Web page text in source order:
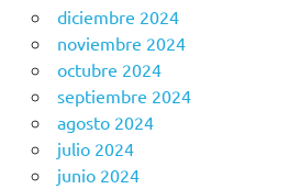
diciembre 2024
noviembre 2024
octubre 2024
septiembre 2024
agosto 2024
julio 2024
junio 2024